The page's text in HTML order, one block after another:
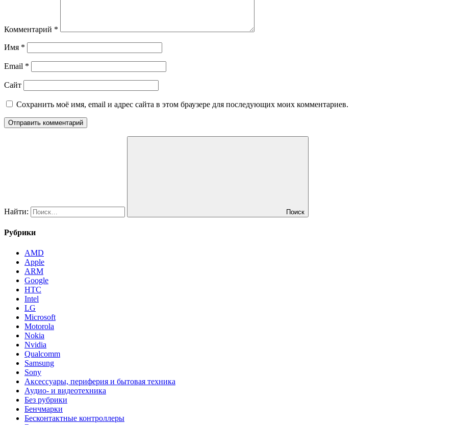
Комментарий *
Имя *
Email *
Сайт
Сохранить моё имя, email и адрес сайта в этом браузере для последующих моих комментариев.
Найти: Поиск
Рубрики
AMD
Apple
ARM
Google
HTC
Intel
LG
Microsoft
Motorola
Nokia
Nvidia
Qualcomm
Samsung
Sony
Аксессуары, периферия и бытовая техника
Аудио- и видеотехника
Без рубрики
Бенчмарки
Бесконтактные контроллеры